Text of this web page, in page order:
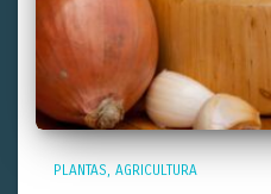
PLANTAS AGRICULTURA